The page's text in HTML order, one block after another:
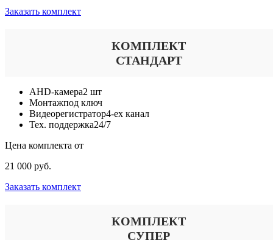
Заказать комплект
КОМПЛЕКТ
СТАНДАРТ
AHD-камера2 шт
Монтажпод ключ
Видеорегистратор4-ех канал
Тех. поддержка24/7
Цена комплекта от
21 000 руб.
Заказать комплект
КОМПЛЕКТ
СУПЕР